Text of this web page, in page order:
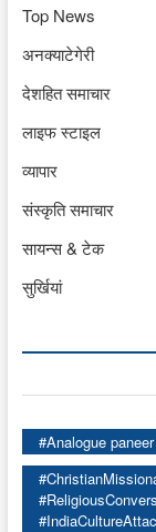
Top News
अनक्याटेगेरी
देशहित समाचार
लाइफ स्टाइल
व्यापार
संस्कृति समाचार
सायन्स & टेक
सुर्खियां
#Analogue paneer